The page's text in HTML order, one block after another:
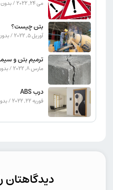
می 24, 2022 بدون
بتن چیست؟
آوریل 5, 2022
ترمیم بتن و
مارس 8, 2022
درب ABS
فوریه 22, 2022
دیدگاهتان